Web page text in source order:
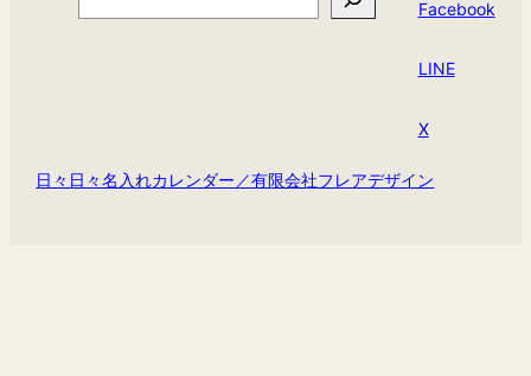
Facebook
LINE
X
日々日々名入れカレンダー／有限会社フレアデザイン